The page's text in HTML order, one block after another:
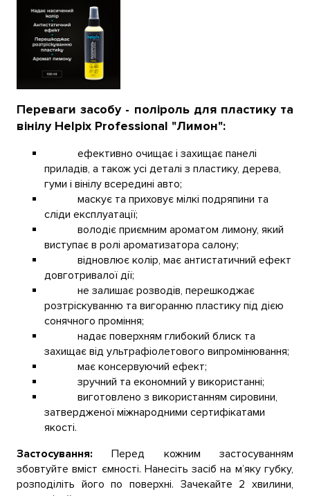
Переваги засобу - поліроль для пластику та
вінілу Helpix Professional "Лимон":
ефективно очищає і захищає панелі
приладів, а також усі деталі з пластику, дерева,
гуми і вінілу всередині авто;
маскує та приховує мілкі подряпини та
сліди експлуатації;
володіє приємним ароматом лимону, який
виступає в ролі ароматизатора салону;
відновлює колір, має антистатичний ефект
довготривалої дії;
не залишає розводів, перешкоджає
розтріскуванню та вигоранню пластику під дією
сонячного проміння;
надає поверхням глибокий блиск та
захищає від ультрафіолетового випромінювання;
має консервуючий ефект;
зручний та економний у використанні;
виготовлено з використанням сировини,
затвердженої міжнародними сертифікатами
якості.
Застосування: Перед кожним застосуванням
збовтуйте вміст ємності. Нанесіть засіб на м’яку губку,
розподіліть його по поверхні. Зачекайте 2 хвилини,